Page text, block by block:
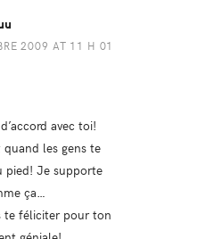
2009 AT 11 H 01
avec toi!
quand les gens te
pied! Je supporte
ça…
te féliciter pour ton